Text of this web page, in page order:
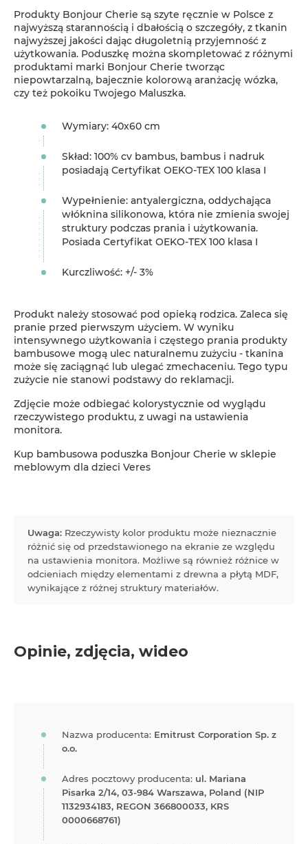
Produkty Bonjour Cherie są szyte ręcznie w Polsce z
najwyższą starannością i dbałością o szczegóły, z tkanin
najwyższej jakości dając długoletnią przyjemność z
użytkowania. Poduszkę można skompletować z różnymi
produktami marki Bonjour Cherie tworząc
niepowtarzalną, bajecznie kolorową aranżację wózka,
czy też pokoiku Twojego Maluszka.
Wymiary: 40x60 cm
Skład: 100% cv bambus, bambus i nadruk
posiadają Certyfikat OEKO-TEX 100 klasa I
Wypełnienie: antyalergiczna, oddychająca
włóknina silikonowa, która nie zmienia swojej
struktury podczas prania i użytkowania.
Posiada Certyfikat OEKO-TEX 100 klasa I
Kurczliwość: +/- 3%
Produkt należy stosować pod opieką rodzica. Zaleca się
pranie przed pierwszym użyciem. W wyniku
intensywnego użytkowania i częstego prania produkty
bambusowe mogą ulec naturalnemu zużyciu - tkanina
może się zaciągnąć lub ulegać zmechaceniu. Tego typu
zużycie nie stanowi podstawy do reklamacji.
Zdjęcie może odbiegać kolorystycznie od wyglądu
rzeczywistego produktu, z uwagi na ustawienia
monitora.
Kup bambusowa poduszka Bonjour Cherie w sklepie
meblowym dla dzieci Veres
Uwaga: Rzeczywisty kolor produktu może nieznacznie
różnić się od przedstawionego na ekranie ze względu
na ustawienia monitora. Możliwe są również różnice w
odcieniach między elementami z drewna a płytą MDF,
wynikające z różnej struktury materiałów.
Opinie, zdjęcia, wideo
Nazwa producenta: Emitrust Corporation Sp. z
o.o.
Adres pocztowy producenta: ul. Mariana
Pisarka 2/14, 03-984 Warszawa, Poland (NIP
1132934183, REGON 366800033, KRS
0000668761)